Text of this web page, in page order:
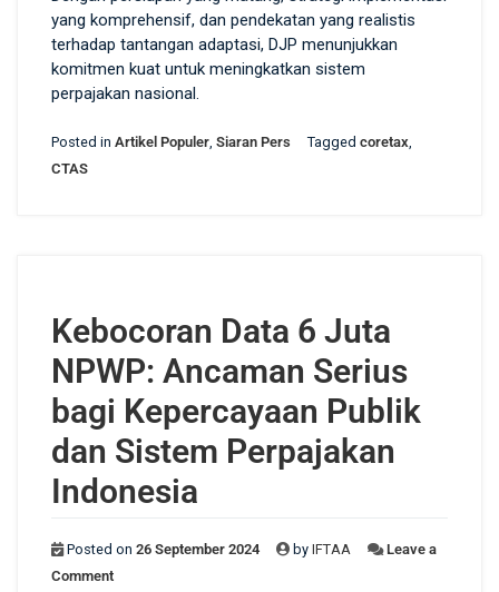
yang komprehensif, dan pendekatan yang realistis
terhadap tantangan adaptasi, DJP menunjukkan
komitmen kuat untuk meningkatkan sistem
perpajakan nasional.
Posted in Artikel Populer, Siaran Pers Tagged coretax,
CTAS
Kebocoran Data 6 Juta
NPWP: Ancaman Serius
bagi Kepercayaan Publik
dan Sistem Perpajakan
Indonesia
Posted on 26 September 2024 by IFTAA
Leave a
Comment